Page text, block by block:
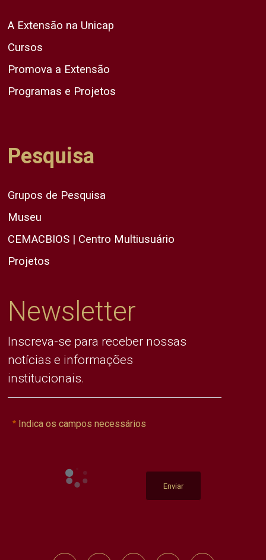
A Extensão na Unicap
Cursos
Promova a Extensão
Programas e Projetos
Pesquisa
Grupos de Pesquisa
Museu
CEMACBIOS | Centro Multiusuário
Projetos
Newsletter
Inscreva-se para receber nossas
notícias e informações
institucionais.
Indica os campos necessários
Enviar